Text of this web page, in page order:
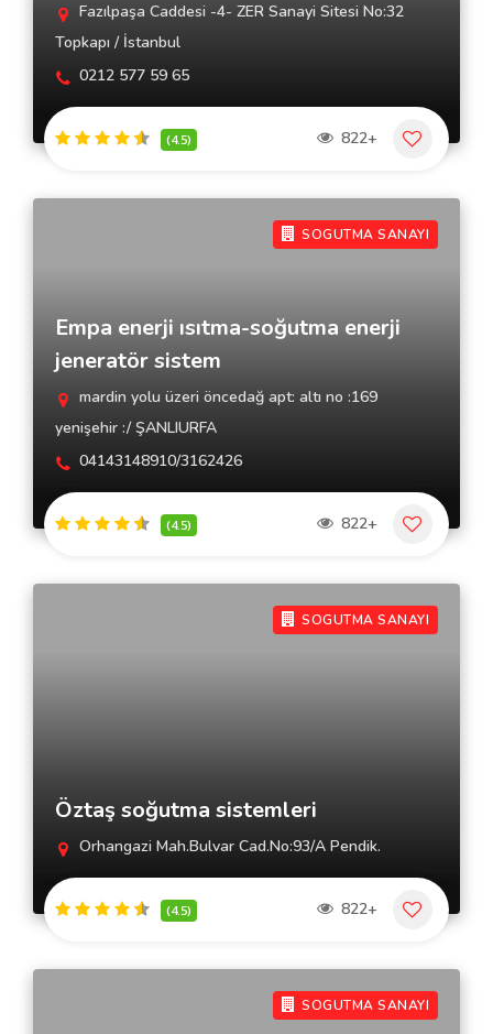
Fazılpaşa Caddesi -4- ZER Sanayi Sitesi No:32
Topkapı / İstanbul
0212 577 59 65
(4.5) 822+
SOGUTMA SANAYI
Empa enerji ısıtma-soğutma enerji
jeneratör sistem
mardin yolu üzeri öncedağ apt: altı no :169
yenişehir :/ ŞANLIURFA
04143148910/3162426
(4.5) 822+
SOGUTMA SANAYI
Öztaş soğutma sistemleri
Orhangazi Mah.Bulvar Cad.No:93/A Pendik.
(4.5) 822+
SOGUTMA SANAYI